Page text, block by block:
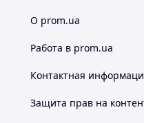
О prom.ua
Работа в prom.ua
Контактная
Защита прав на